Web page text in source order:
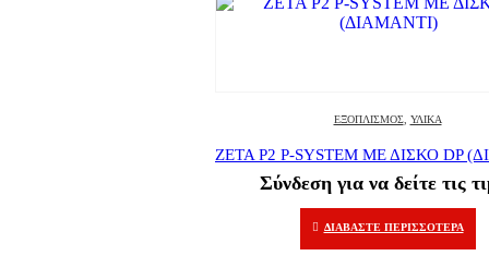
ΕΞΟΠΛΙΣΜΌΣ, ΥΛΙΚΆ
ZETA P2 P-SYSTEM ΜΕ ΔΙΣΚΟ DP
Σύνδεση για να δείτε τις
ΔΙΑΒΆΣΤΕ ΠΕΡΙΣΣΌΤΕΡΑ